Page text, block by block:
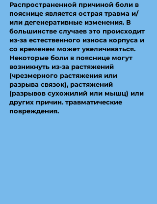
Распространенной причиной боли в
пояснице является острая травма и/
или дегенеративные изменения. В
большинстве случаев это происходит
из-за естественного износа корпуса и
со временем может увеличиваться.
Некоторые боли в пояснице могут
возникнуть из-за растяжений
(чрезмерного растяжения или
разрыва связок), растяжений
(разрывов сухожилий или мышц) или
других причин. травматические
повреждения.